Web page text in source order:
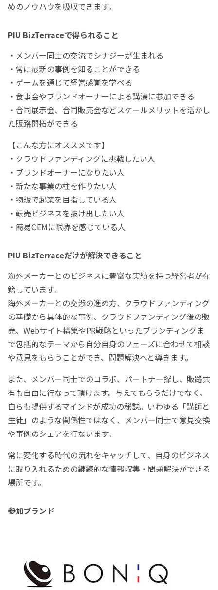
めのノウハウを吸収できます。
PIU BizTerraceで得られること
・メンバー同士の交流でシナジーが生まれる
・常に最新の事例を知ることができる
・ゲームを通じて経営感覚を学べる
・食事会やブランドオーナーによる講演に参加できる
・合同展示会、合同販売会などスケールメリットを活かし
た販路開拓ができる
【こんな方にオススメです】
・クラウドファンディングに挑戦したい人
・ブランドオーナーになりたい人
・新たな事業の柱を作りたい人
・物販で起業を目指している人
・転売ビジネスを抜け出したい人
・簡易OEMに限界を感じている人
PIU BizTerraceだけが解決できること
海外メーカーとのビジネスに豊富な実績を持つ経営者が在
籍しています。
海外メーカーとの交渉の進め方、クラウドファンディング
の基礎から具体的な事例、クラウドファンディング後の販
売、Webサイト構築やPR戦略といったブランディングま
で包括的なテーマから自分自身のフェーズに合わせて相談
や意見をもらうことができ、問題解決へと導きます。
また、メンバー同士でのコラボ、パートナー探し、販路共
有も自由に行なって頂けます。与えてもらうだけでなく、
自らも提供するマインドが成功の秘訣。いわゆる「講師と
生徒」のような関係性ではなく、メンバー同士で意見交換
や事例のシェアを行ないます。
常に変化する時代の流れをキャッチして、自身のビジネス
に取り入れるための継続的な情報収集・問題解決ができる
場所です。
参加ブランド